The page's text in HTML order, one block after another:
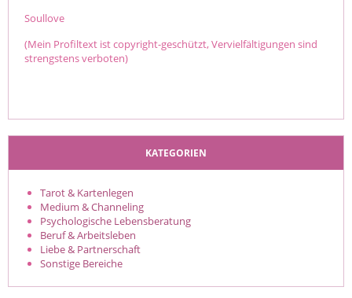
Soullove
(Mein Profiltext ist copyright-geschützt, Vervielfältigungen sind
strengstens verboten)
KATEGORIEN
Tarot & Kartenlegen
Medium & Channeling
Psychologische Lebensberatung
Beruf & Arbeitsleben
Liebe & Partnerschaft
Sonstige Bereiche